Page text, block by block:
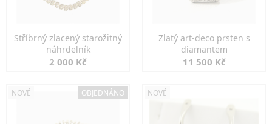
Stříbrný zlacený starožitný
náhrdelník
2 000 Kč
Zlatý art-deco prsten s
diamantem
11 500 Kč
NOVÉ OBJEDNÁNO NOVÉ